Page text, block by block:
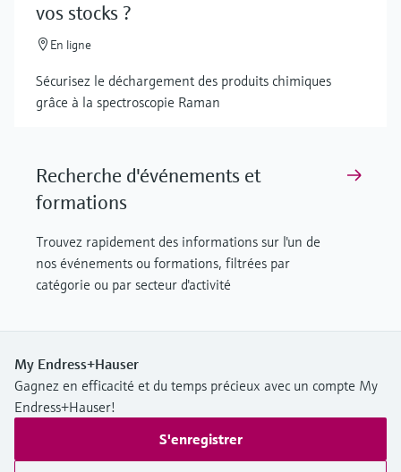
vos stocks ?
En ligne
Sécurisez le déchargement des produits chimiques
grâce à la spectroscopie Raman
Recherche d'événements et
formations
Trouvez rapidement des informations sur l'un de
nos événements ou formations, filtrées par
catégorie ou par secteur d'activité
My Endress+Hauser
Gagnez en efficacité et du temps précieux avec un compte My
Endress+Hauser!
S'enregistrer